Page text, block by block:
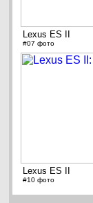
Lexus ES II
#07 фото
Lexus ES II
#10 фото